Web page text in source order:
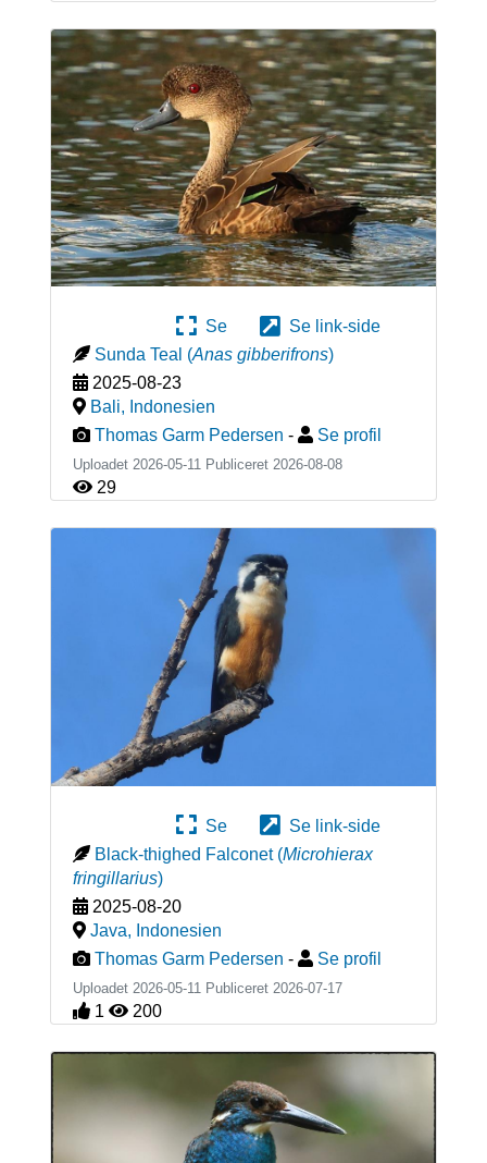
Se
Se link-side
Sunda Teal (Anas gibberifrons)
2025-08-23
Bali, Indonesien
Thomas Garm Pedersen - Se profil
Uploadet 2026-05-11 Publiceret 2026-08-08
29
Se
Se link-side
Black-thighed Falconet (Microhierax
fringillarius)
2025-08-20
Java, Indonesien
Thomas Garm Pedersen - Se profil
Uploadet 2026-05-11 Publiceret 2026-07-17
1 200